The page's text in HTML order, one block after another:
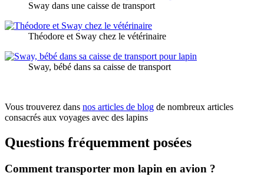
Sway dans une caisse de transport
Théodore et Sway chez le vétérinaire
Sway, bébé dans sa caisse de transport
Vous trouverez dans nos articles de blog de nombreux articles
consacrés aux voyages avec des lapins
Questions fréquemment posées
Comment transporter mon lapin en avion ?